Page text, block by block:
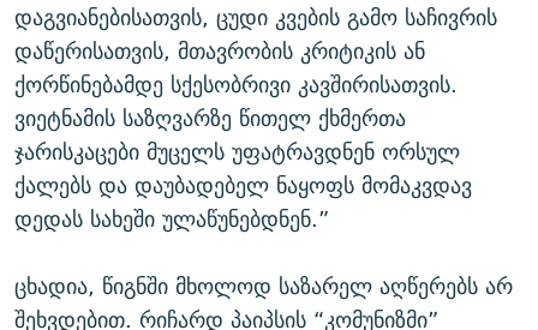
დაგვიანებისათვის, ცუდი კვების გამო საჩივრის
დაწერისათვის, მთავრობის კრიტიკის ან
ქორწინებამდე სქესობრივი კავშირისათვის.
ვიეტნამის საზღვარზე წითელ ქხმერთა
ჯარისკაცები მუცელს უფატრავდნენ ორსულ
ქალებს და დაუბადებელ ნაყოფს მომაკვდავ
დედას სახეში ულაწუნებდნენ.”
ცხადია, წიგნში მხოლოდ საზარელ აღწერებს არ
შეხვდებით. რიჩარდ პაიპსის “კომუნიზმი”